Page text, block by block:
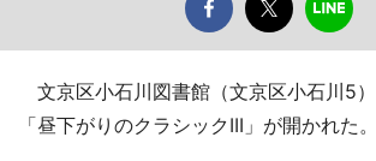
文京区小石川図書館（文京区小石川5）
「昼下がりのクラシックIII」が開かれた。